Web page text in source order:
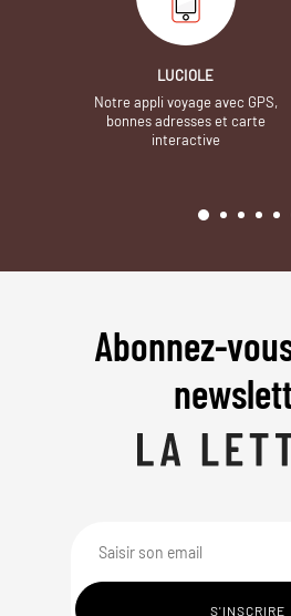
LUCIOLE
Notre appli voyage avec GPS,
bonnes adresses et carte
interactive
Abonnez-